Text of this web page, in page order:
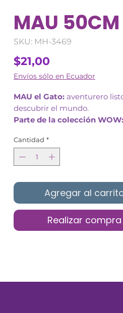
MAU 50CM
SKU: MH-3469
$21,00
Envíos sólo en Ecuador
MAU el Gato: aventurero
descubrir el mundo.
Parte de la colección WOW:
Textura de peluche ultra
ideal para abrazar y jugar.
Detalles:Bordados y ojos
Cantidad *
Agregar al
Realizar compra